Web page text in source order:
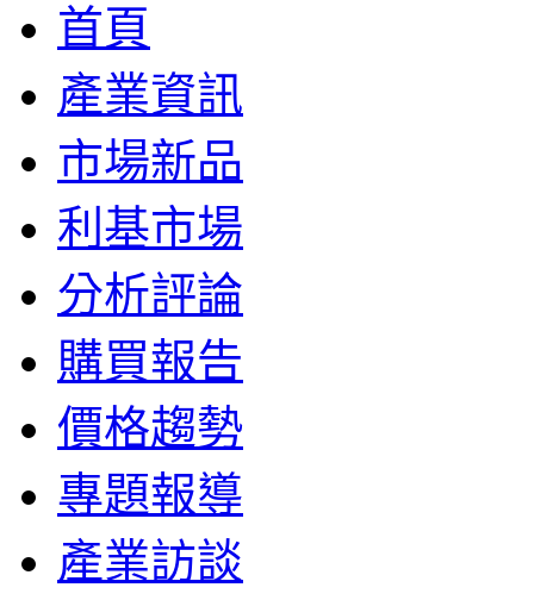
首頁
產業資訊
市場新品
利基市場
分析評論
購買報告
價格趨勢
專題報導
產業訪談